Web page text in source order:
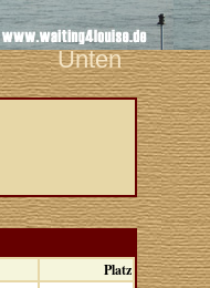
Unten
Platz